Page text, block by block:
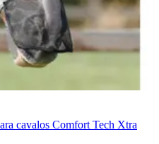
cavalos Comfort Tech Xtra